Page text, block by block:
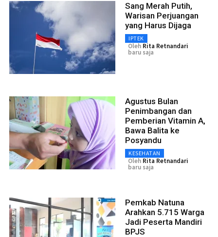
Sang Merah Putih,
Warisan Perjuangan
yang Harus Dijaga
IPTEK
Oleh Rita Retnandari
baru saja
Agustus Bulan
Penimbangan dan
Pemberian Vitamin A,
Bawa Balita ke
Posyandu
KESEHATAN
Oleh Rita Retnandari
baru saja
Pemkab Natuna
Arahkan 5.715 Warga
Jadi Peserta Mandiri
BPJS